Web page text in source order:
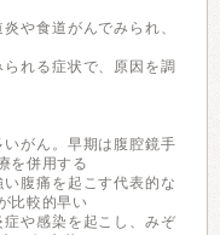
や食道がんでみられ、
れる症状で、原因を調
がん。早期は腹腔鏡手
を併用する
腹痛を起こす代表的な
比較的早い
や感染を起こし、みぞ